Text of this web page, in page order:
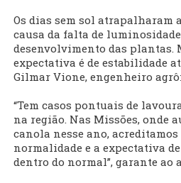
Os dias sem sol atrapalharam
causa da falta de
desenvolvimento das plantas.
expectativa é de estabilidade
Gilmar Vione, engenheiro
“Tem casos pontuais de
na região. Nas Missões, onde
canola nesse ano,
normalidade e a expectativa
dentro do normal”, garante ao